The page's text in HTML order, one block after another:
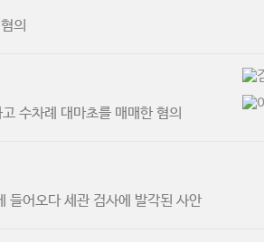
의
수차례 대마초를 매매한 혐의
들어오다 세관 검사에 발각된 사안